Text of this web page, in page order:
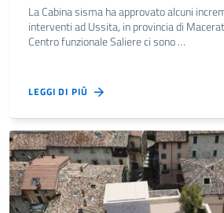
La Cabina sisma ha approvato alcuni
interventi ad Ussita, in provincia di
Centro funzionale Saliere ci sono …
LEGGI DI PIÙ